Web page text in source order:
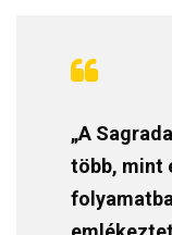
„A
több, mint